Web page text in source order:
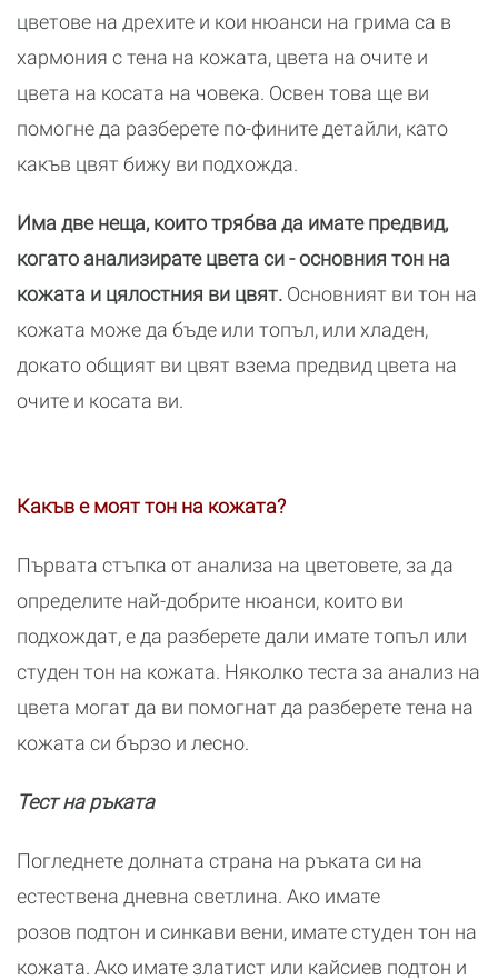
цветове на дрехите и кои нюанси на грима са в
хармония с тена на кожата, цвета на очите и
цвета на косата на човека. Освен това ще ви
помогне да разберете по-фините детайли, като
какъв цвят бижу ви подхожда.
Има две неща, които трябва да имате предвид,
когато анализирате цвета си - основния тон на
кожата и цялостния ви цвят. Основният ви тон на
кожата може да бъде или топъл, или хладен,
докато общият ви цвят взема предвид цвета на
очите и косата ви.
Какъв е моят тон на кожата?
Първата стъпка от анализа на цветовете, за да
определите най-добрите нюанси, които ви
подхождат, е да разберете дали имате топъл или
студен тон на кожата. Няколко теста за анализ на
цвета могат да ви помогнат да разберете тена на
кожата си бързо и лесно.
Тест на ръката
Погледнете долната страна на ръката си на
естествена дневна светлина. Ако имате
розов подтон и синкави вени, имате студен тон на
кожата. Ако имате златист или кайсиев подтон и